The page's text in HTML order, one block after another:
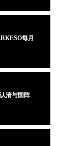
每月
清与国阵